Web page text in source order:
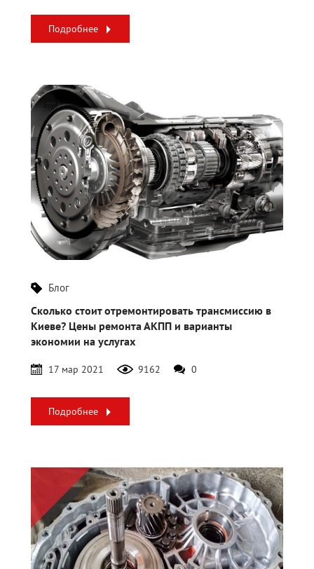
Подробнее
Блог
Сколько стоит отремонтировать трансмиссию в
Киеве? Цены ремонта АКПП и варианты
экономии на услугах
17 мар 2021 9162 0
Подробнее